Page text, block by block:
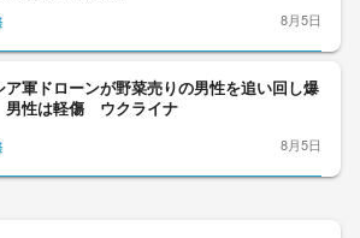
8月5日
ア軍ドローンが野菜売りの男性を追い回し爆
性は軽傷 ウクライナ
8月5日